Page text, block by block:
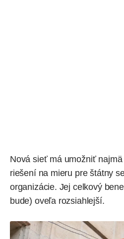
Nová sieť má umožniť
riešení na mieru pre štátny
organizácie. Jej celkový
bude) oveľa rozsiahlejší.